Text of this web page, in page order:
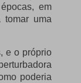
em
tomar uma
e o próprio
poderia